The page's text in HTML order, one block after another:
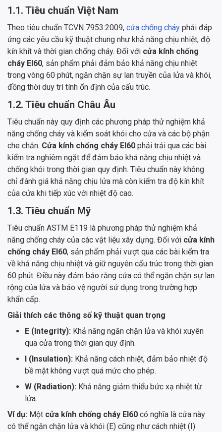
1.1. Tiêu chuẩn Việt Nam
Theo tiêu chuẩn TCVN 7953:2009, cửa chống cháy phải đáp
ứng các yêu cầu kỹ thuật chung như khả năng chịu nhiệt, độ
kín khít và thời gian chống cháy. Đối với cửa kính chống
cháy EI60, sản phẩm phải đảm bảo khả năng chịu nhiệt
trong vòng 60 phút, ngăn chặn sự lan truyền của lửa và khói,
đồng thời duy trì tính ổn định của cấu trúc.
1.2. Tiêu chuẩn Châu Âu
Tiêu chuẩn này quy định các phương pháp thử nghiệm khả
năng chống cháy và kiểm soát khói cho cửa và các bộ phận
che chắn. Cửa kính chống cháy EI60 phải trải qua các bài
kiểm tra nghiêm ngặt để đảm bảo khả năng chịu nhiệt và
chống khói trong thời gian quy định. Tiêu chuẩn này không
chỉ đánh giá khả năng chịu lửa mà còn kiểm tra độ kín khít
của cửa khi tiếp xúc với nhiệt độ cao.
1.3. Tiêu chuẩn Mỹ
Tiêu chuẩn ASTM E119 là phương pháp thử nghiệm khả
năng chống cháy của các vật liệu xây dựng. Đối với cửa kính
chống cháy EI60, sản phẩm phải vượt qua các bài kiểm tra
về khả năng chịu nhiệt và giữ nguyên cấu trúc trong thời gian
60 phút. Điều này đảm bảo rằng cửa có thể ngăn chặn sự lan
rộng của lửa và bảo vệ người sử dụng trong trường hợp
khẩn cấp.
Giải thích các thông số kỹ thuật quan trọng
E (Integrity): Khả năng ngăn chặn lửa và khói xuyên
qua cửa trong thời gian quy định.
I (Insulation): Khả năng cách nhiệt, đảm bảo nhiệt độ
bề mặt không vượt quá mức cho phép.
W (Radiation): Khả năng giảm thiểu bức xạ nhiệt từ
lửa.
Ví dụ: Một cửa kính chống cháy EI60 có nghĩa là cửa này
có thể ngăn chặn lửa và khói (E) cũng như cách nhiệt (I)